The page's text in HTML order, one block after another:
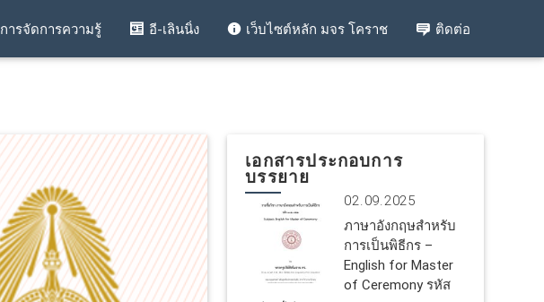
การจัดการความรู้ อี-เลินนิ่ง เว็บไซต์หลัก มจร โคราช ติดต่อ
เอกสารประกอบการ
บรรยาย
02.09.2025
ภาษาอังกฤษสำหรับ
การเป็นพิธีกร –
English for Master
of Ceremony รหัส